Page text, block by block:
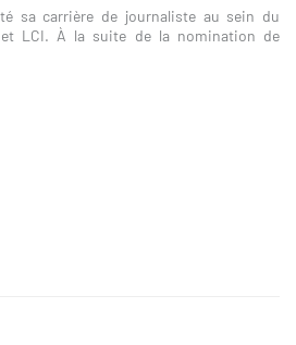
sa carrière de journaliste au sein du
et LCI. À la suite de la nomination de